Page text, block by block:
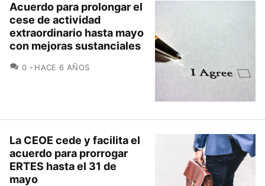
Acuerdo para prolongar el
cese de actividad
extraordinario hasta mayo
con mejoras sustanciales
0 COMENTARIOS
HACE 6 AÑOS
La CEOE cede y facilita el
acuerdo para prorrogar
ERTES hasta el 31 de
mayo